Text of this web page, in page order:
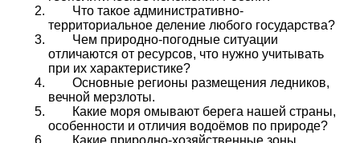
Что такое административно-
территориальное деление любого государства?
Чем природно-погодные ситуации
отличаются от ресурсов, что нужно учитывать
при их характеристике?
Основные регионы размещения ледников,
вечной мерзлоты.
Какие моря омывают берега нашей страны,
особенности и отличия водоёмов по природе?